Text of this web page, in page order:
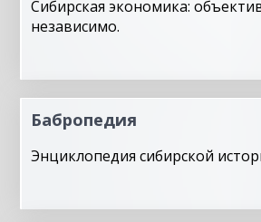
Сибирская экономика:
независимо.
Бабропедия
Энциклопедия сибирской